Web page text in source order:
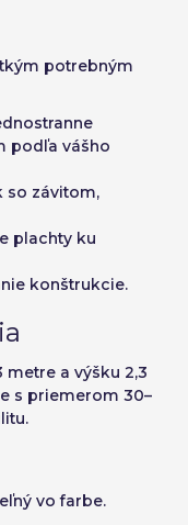
potrebným
podľa vášho
so závitom,
plachty ku
konštrukcie.
metre a výšku 2,3
s priemerom 30–
vo farbe.
€
Pokračovať